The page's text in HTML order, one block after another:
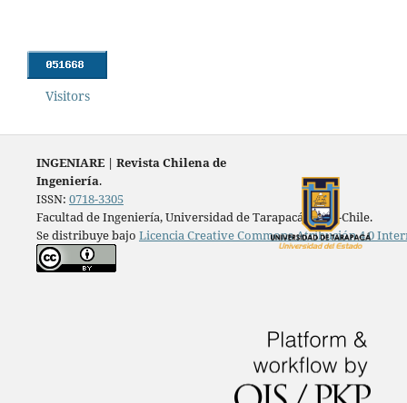
Visitors
INGENIARE | Revista Chilena de
Ingeniería.
ISSN: 0718-3305
Facultad de Ingeniería, Universidad de Tarapacá, Arica-Chile.
Se distribuye bajo Licencia Creative Commons Atribución 4.0